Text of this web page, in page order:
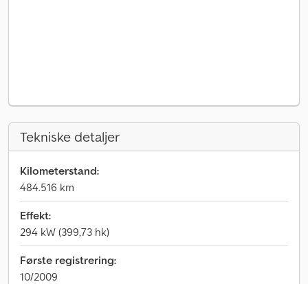
Tekniske detaljer
Kilometerstand:
484.516 km
Effekt:
294 kW (399,73 hk)
Første registrering:
10/2009